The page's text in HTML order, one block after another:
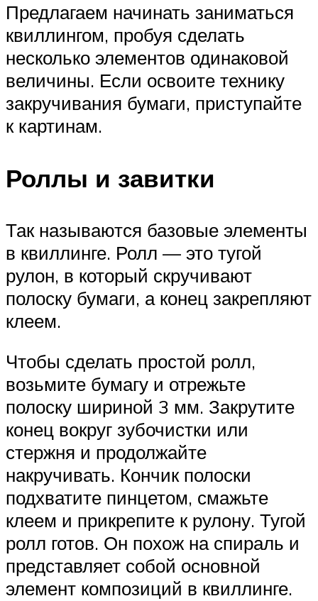
Предлагаем начинать заниматься
квиллингом, пробуя сделать
несколько элементов одинаковой
величины. Если освоите технику
закручивания бумаги, приступайте
к картинам.
Роллы и завитки
Так называются базовые элементы
в квиллинге. Ролл — это тугой
рулон, в который скручивают
полоску бумаги, а конец закрепляют
клеем.
Чтобы сделать простой ролл,
возьмите бумагу и отрежьте
полоску шириной 3 мм. Закрутите
конец вокруг зубочистки или
стержня и продолжайте
накручивать. Кончик полоски
подхватите пинцетом, смажьте
клеем и прикрепите к рулону. Тугой
ролл готов. Он похож на спираль и
представляет собой основной
элемент композиций в квиллинге.